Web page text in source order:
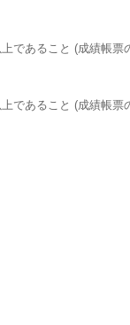
であること (成績帳票
であること (成績帳票